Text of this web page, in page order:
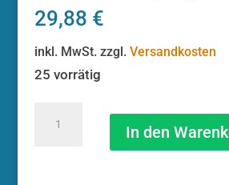
29,88 €
inkl. MwSt. zzgl. Versandkosten
25 vorrätig
Bremsk.-
In den